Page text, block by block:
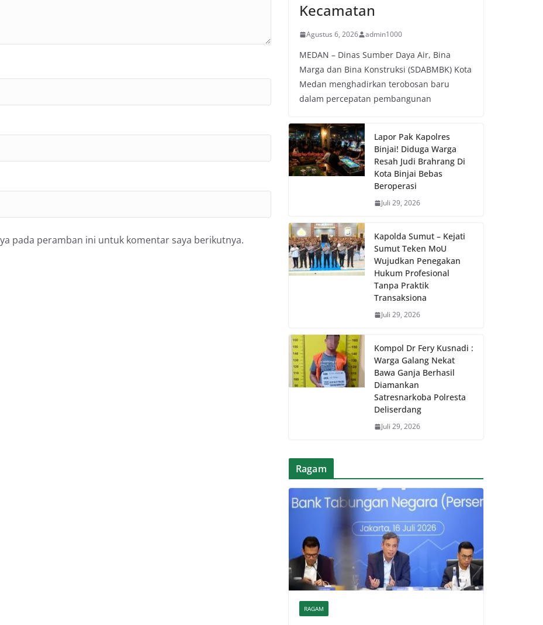
pada peramban ini untuk komentar saya berikutnya.
Kecamatan
Agustus 6, 2026 admin1000
MEDAN – Dinas Sumber Daya Air, Bina
Marga dan Bina Konstruksi (SDABMBK) Kota
Medan menghadirkan terobosan baru
dalam percepatan pembangunan
Lapor Pak Kapolres
Binjai! Diduga Warga
Resah Judi Brahrang Di
Kota Binjai Bebas
Beroperasi
Juli 29, 2026
Kapolda Sumut – Kejati
Sumut Teken MoU
Wujudkan Penegakan
Hukum Profesional
Tanpa Praktik
Transaksiona
Juli 29, 2026
Kompol Dr Fery Kusnadi :
Warga Galang Nekat
Bawa Ganja Berhasil
Diamankan
Satresnarkoba Polresta
Deliserdang
Juli 29, 2026
Ragam
RAGAM